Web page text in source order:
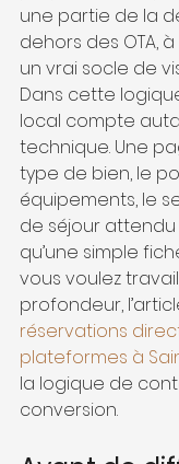
une partie de la
dehors des OTA,
un vrai socle de
Dans cette
local compte
technique. Une
type de bien, le
équipements, le
de séjour
qu’une simple
vous voulez
profondeur,
réservations
plateformes à
la logique de
conversion.